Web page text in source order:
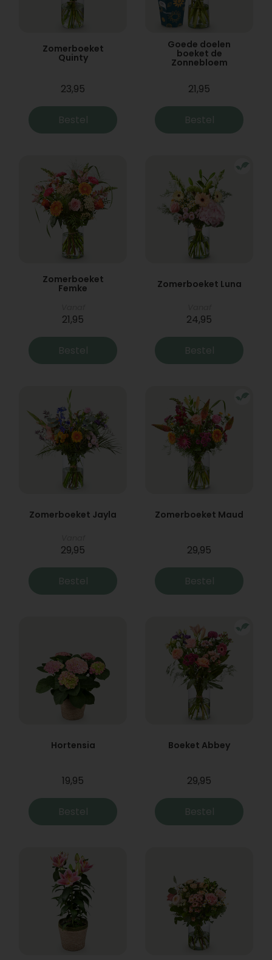
Zomerboeket
Quinty
23,95
Bestel
Goede doelen
boeket de
Zonnebloem
21,95
Bestel
Zomerboeket
Femke
21,95
Bestel
Zomerboeket Luna
24,95
Bestel
Zomerboeket Jayla
29,95
Bestel
Zomerboeket Maud
29,95
Bestel
Hortensia
19,95
Bestel
Boeket Abbey
29,95
Bestel